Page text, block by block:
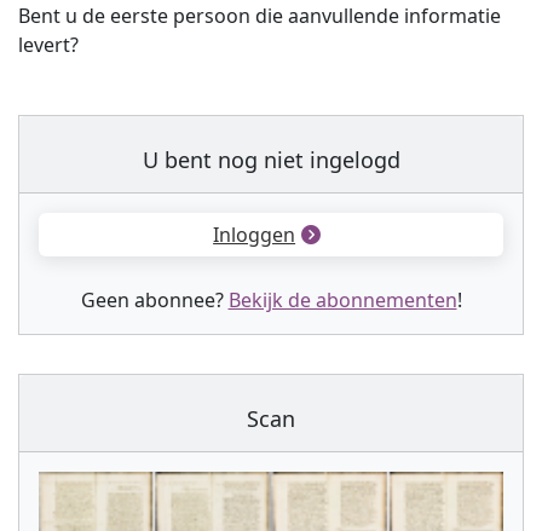
Bent u de eerste persoon die aanvullende informatie
levert?
U bent nog niet ingelogd
Inloggen
Geen abonnee? Bekijk de abonnementen!
Scan